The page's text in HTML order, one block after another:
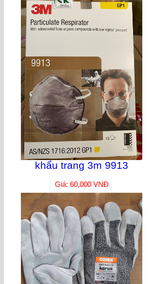
khẩu trang 3m 9913
Giá: 60,000 VNĐ